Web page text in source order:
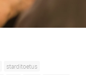
starditoetus